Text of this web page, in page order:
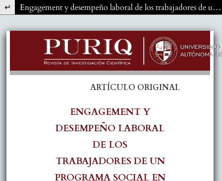
Volver a los detalles del artículo Engagement y desempeño laboral de los trabajadores de un Programa Social en la Unidad Territorial Apurímac